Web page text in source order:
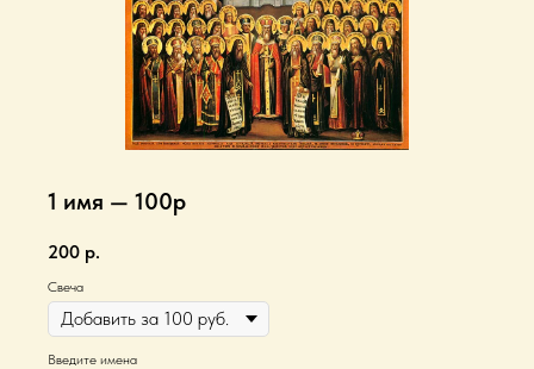
1 имя — 100р
200 р.
Свеча
Введите имена